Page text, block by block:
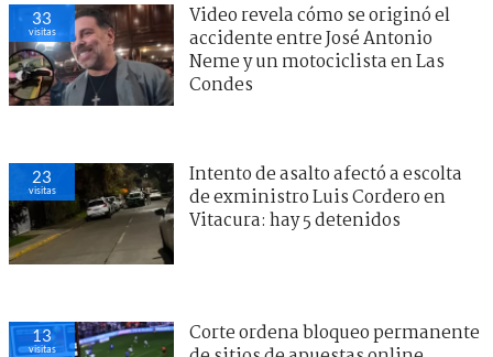
33
visitas
Video revela cómo se originó el
accidente entre José Antonio
Neme y un motociclista en Las
Condes
23
visitas
Intento de asalto afectó a escolta
de exministro Luis Cordero en
Vitacura: hay 5 detenidos
13
visitas
Corte ordena bloqueo permanente